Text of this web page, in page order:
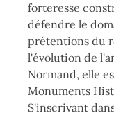
forteresse
défendre le
prétentions du
l'évolution de
Normand, elle
Monuments
S'inscrivant